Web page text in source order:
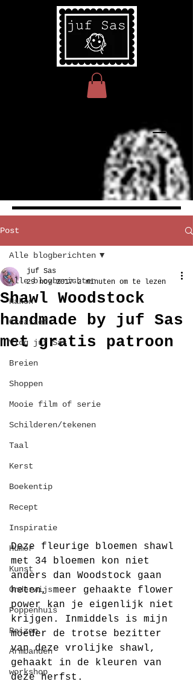
Post
Alle blogberichten
Haken
Creatief
Vlog juf Sas
Breien
Shoppen
Mooie film of serie
Schilderen/tekenen
Taal
Kerst
Boekentip
Recept
Inspiratie
Humor
Kunst
Onderwijs
Poppenhuis
Reizen
Armbanden
workshop
Alle blogberichten
Shawl Woodstock
handmade by juf Sas
met gratis patroon
juf Sas
29 nov 2017 2 minuten om te lezen
Deze fleurige bloemen shawl
met 34 bloemen kon niet
anders dan Woodstock gaan
heten, meer gehaakte flower
power kan je eigenlijk niet
krijgen. Inmiddels is mijn
moeder de trotse bezitter
van deze vrolijke shawl,
gehaakt in de kleuren van
deze herfst.